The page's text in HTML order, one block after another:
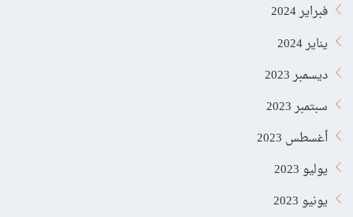
فبراير 2024
يناير 2024
ديسمبر 2023
سبتمبر 2023
أغسطس 2023
يوليو 2023
يونيو 2023